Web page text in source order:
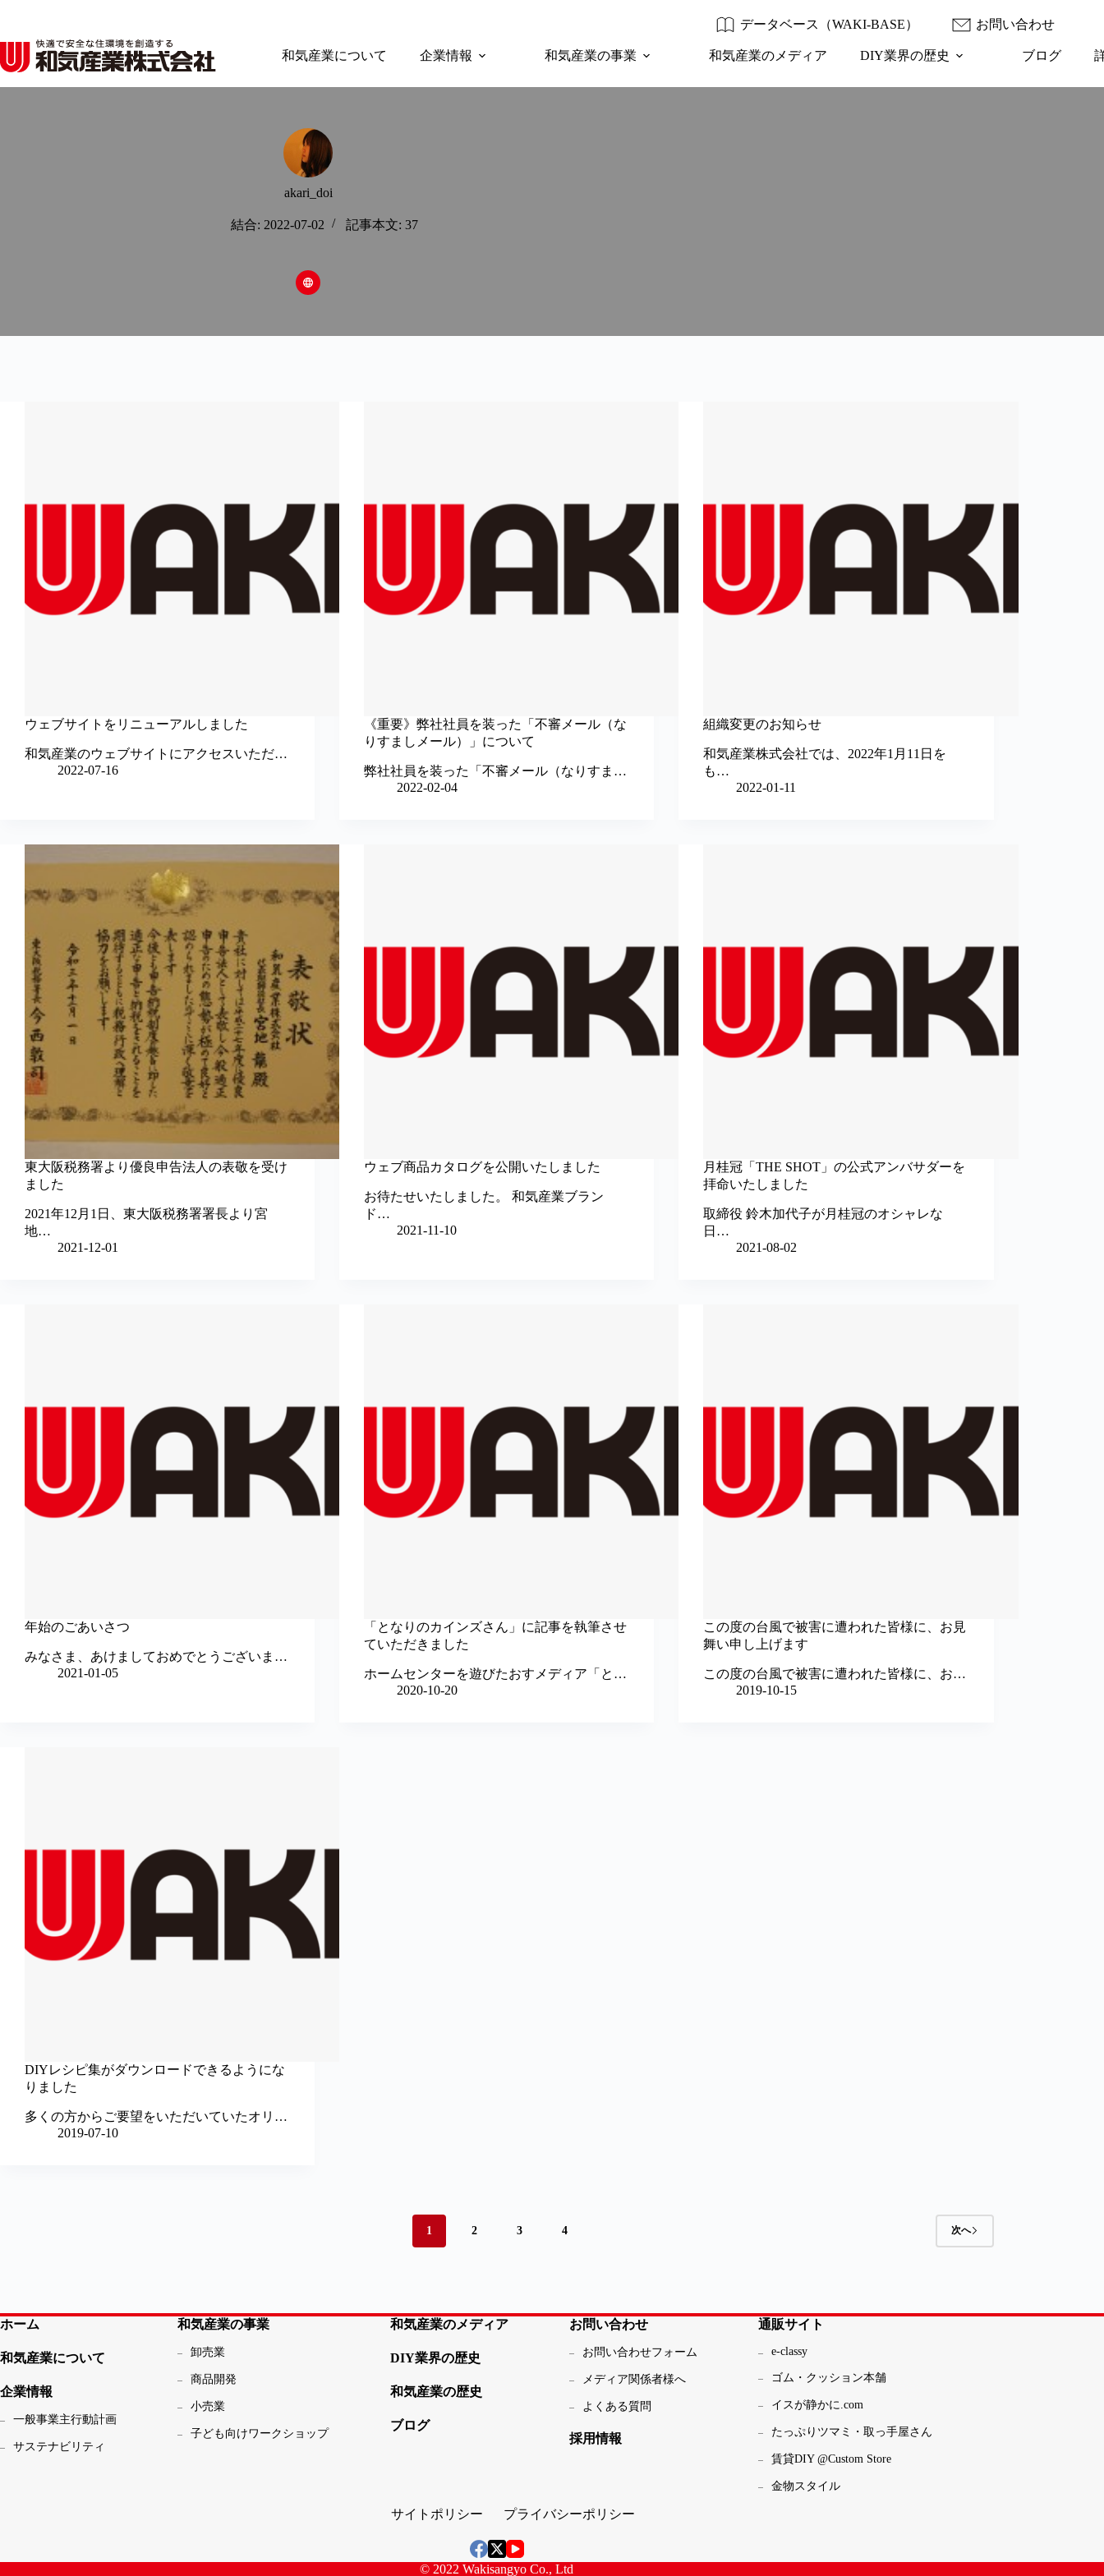
テ
ン
ツ
データベース（WAKI-BASE） お問い合わせ
和気産業について 企業情報 和気産業の事業 和気産業のメディア DIY業界の歴史 ブログ
akari_doi
結合: 2022-07-02 記事本文: 37
ウェブサイトをリニューアルしました
和気産業のウェブサイトにアクセスいただ…
2022-07-16
《重要》弊社社員を装った「不審メール（な
りすましメール）」について
弊社社員を装った「不審メール（なりすま…
2022-02-04
組織変更のお知らせ
和気産業株式会社では、2022年1月11日を
も…
2022-01-11
東大阪税務署より優良申告法人の表敬を受け
ました
2021年12月1日、東大阪税務署署長より宮
地…
2021-12-01
ウェブ商品カタログを公開いたしました
お待たせいたしました。 和気産業ブラン
ド…
2021-11-10
月桂冠「THE SHOT」の公式アンバサダーを
拝命いたしました
取締役 鈴木加代子が月桂冠のオシャレな
日…
2021-08-02
年始のごあいさつ
みなさま、あけましておめでとうございま…
2021-01-05
「となりのカインズさん」に記事を執筆させ
ていただきました
ホームセンターを遊びたおすメディア「と…
2020-10-20
この度の台風で被害に遭われた皆様に、お見
舞い申し上げます
この度の台風で被害に遭われた皆様に、お…
2019-10-15
DIYレシピ集がダウンロードできるようにな
りました
多くの方からご要望をいただいていたオリ…
2019-07-10
1 2 3 4 次へ
ホーム
和気産業について
企業情報
一般事業主行動計画
サステナビリティ
和気産業の事業
卸売業
商品開発
小売業
子ども向けワークショップ
和気産業のメディア
DIY業界の歴史
和気産業の歴史
ブログ
お問い合わせ
お問い合わせフォーム
メディア関係者様へ
よくある質問
採用情報
通販サイト
e-classy
ゴム・クッション本舗
イスが静かに.com
たっぷりツマミ・取っ手屋さん
賃貸DIY @Custom Store
金物スタイル
サイトポリシー プライバシーポリシー
© 2022 Wakisangyo Co., Ltd